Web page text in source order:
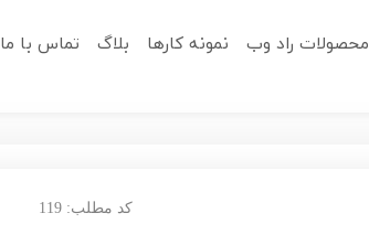
محصولات راد وب نمونه کارها بلاگ تماس با ما
کد مطلب: 119